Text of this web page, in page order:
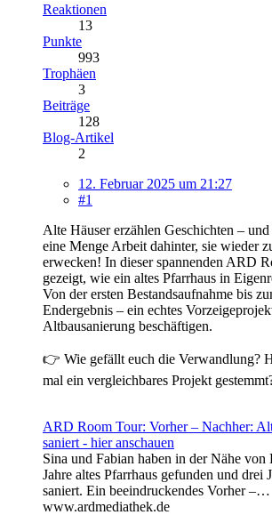
Reaktionen
13
Punkte
993
Trophäen
3
Beiträge
128
Blog-Artikel
2
12. Februar 2025 um 21:27
#1
Alte Häuser erzählen Geschichten –
eine Menge Arbeit dahinter, sie wieder
erwecken! In dieser spannenden ARD
gezeigt, wie ein altes Pfarrhaus in
Von der ersten Bestandsaufnahme bis
Endergebnis – ein echtes
Altbausanierung beschäftigen.
👉 Wie gefällt euch die Verwandlung?
mal ein vergleichbares Projekt
ARD Room Tour: Vorher – Nachher:
saniert - hier anschauen
Sina und Fabian haben in der Nähe
Jahre altes Pfarrhaus gefunden und drei
saniert. Ein beeindruckendes Vorher –…
www.ardmediathek.de